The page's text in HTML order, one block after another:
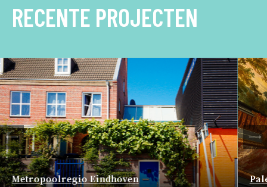
RECENTE PROJECTEN
Metropoolregio Eindhoven